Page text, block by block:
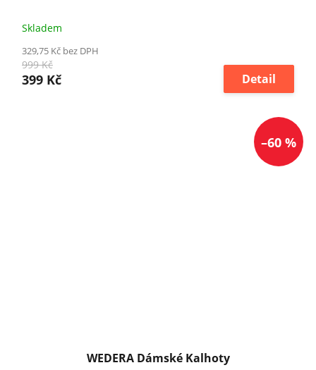
Skladem
329,75 Kč bez DPH
999 Kč
399 Kč Detail
–60 %
WEDERA Dámské Kalhoty